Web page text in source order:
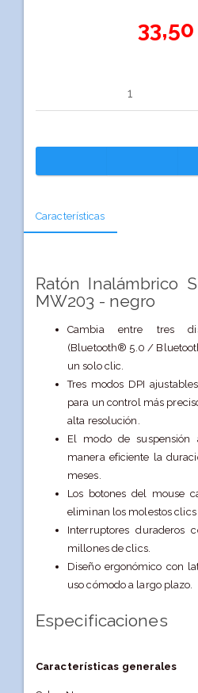
Características
Ratón Inalámbrico
MW203 - negro
Cambia entre tres
(Bluetooth® 5.0 /
un solo clic.
Tres modos DPI
para un control más
alta resolución.
El modo de suspensión
manera eficiente la
meses.
Los botones del mouse
eliminan los molestos
Interruptores
millones de clics.
Diseño ergonómico con
uso cómodo a largo plazo.
Especificaciones
Características generales